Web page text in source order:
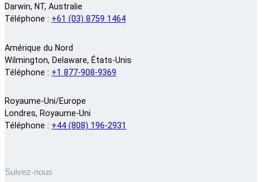
Darwin, NT, Australie
Téléphone : +61 (03) 8759 1464
Amérique du Nord
Wilmington, Delaware, États-Unis
Téléphone : +1 877-908-9369
Royaume-Uni/Europe
Londres, Royaume-Uni
Téléphone : +44 (808) 196-2931
Suivez-nous